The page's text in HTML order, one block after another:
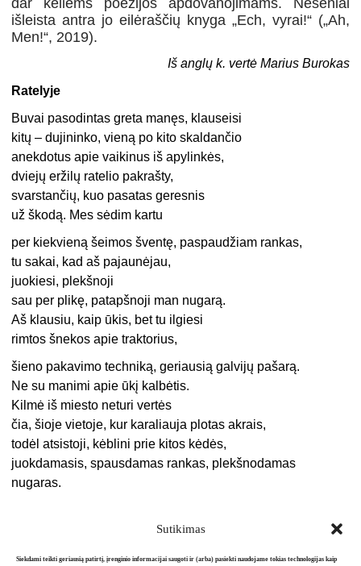
Sutikimas
Siekdami teikti geriausią patirtį, įrenginio informacijai saugoti ir (arba) pasiekti naudojame tokias technologijas kaip
išleista antra jo eilėraščių knyga „Ech, vyrai!“ („Ah,
Men!“, 2019).
Iš anglų k. vertė Marius Burokas
Ratelyje
Buvai pasodintas greta manęs, klauseisi
kitų – dujininko, vieną po kito skaldančio
anekdotus apie vaikinus iš apylinkės,
dviejų eržilų ratelio pakrašty,
svarstančių, kuo pasatas geresnis
už škodą. Mes sėdim kartu
per kiekvieną šeimos šventę, paspaudžiam rankas,
tu sakai, kad aš pajaunėjau,
juokiesi, plekšnoji
sau per plikę, patapšnoji man nugarą.
Aš klausiu, kaip ūkis, bet tu ilgiesi
rimtos šnekos apie traktorius,
šieno pakavimo techniką, geriausią galvijų pašarą.
Ne su manimi apie ūkį kalbėtis.
Kilmė iš miesto neturi vertės
čia, šioje vietoje, kur karaliauja plotas akrais,
todėl atsistoji, kėblini prie kitos kėdės,
juokdamasis, spausdamas rankas, plekšnodamas
nugaras.